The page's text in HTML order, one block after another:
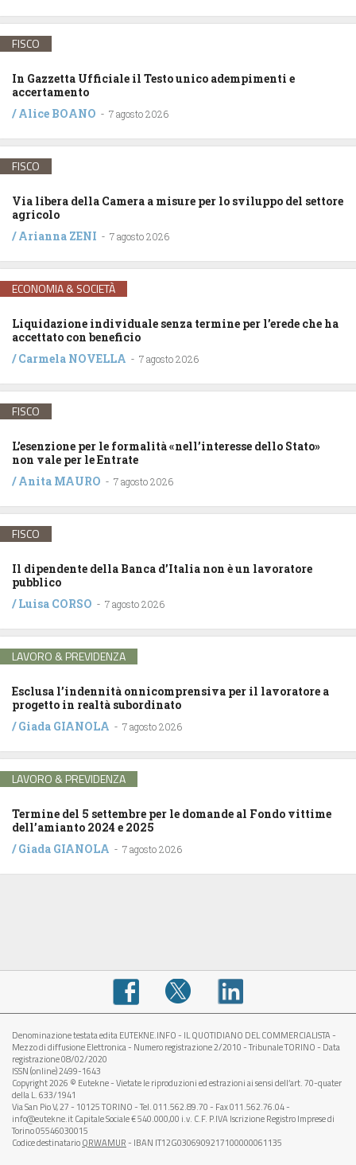
FISCO
In Gazzetta Ufficiale il Testo unico adempimenti e
accertamento
/Alice BOANO - 7 agosto 2026
FISCO
Via libera della Camera a misure per lo sviluppo del settore
agricolo
/Arianna ZENI - 7 agosto 2026
ECONOMIA & SOCIETÀ
Liquidazione individuale senza termine per l’erede che ha
accettato con beneficio
/Carmela NOVELLA - 7 agosto 2026
FISCO
L’esenzione per le formalità «nell’interesse dello Stato»
non vale per le Entrate
/Anita MAURO - 7 agosto 2026
FISCO
Il dipendente della Banca d’Italia non è un lavoratore
pubblico
/Luisa CORSO - 7 agosto 2026
LAVORO & PREVIDENZA
Esclusa l’indennità onnicomprensiva per il lavoratore a
progetto in realtà subordinato
/Giada GIANOLA - 7 agosto 2026
LAVORO & PREVIDENZA
Termine del 5 settembre per le domande al Fondo vittime
dell’amianto 2024 e 2025
/Giada GIANOLA - 7 agosto 2026
Denominazione testata edita EUTEKNE.INFO - IL QUOTIDIANO DEL COMMERCIALISTA -
Mezzo di diffusione Elettronica - Numero registrazione 2/2010 - Tribunale TORINO - Data
registrazione 08/02/2020
ISSN (online) 2499-1643
Copyright 2026 © Eutekne - Vietate le riproduzioni ed estrazioni ai sensi dell’art. 70-quater
della L. 633/1941
Via San Pio V, 27 - 10125 TORINO - Tel. 011.562.89.70 - Fax 011.562.76.04 -
info@eutekne.it Capitale Sociale € 540.000,00 i.v. C.F. P.IVA Iscrizione Registro Imprese di
Torino 05546030015
Codice destinatarioQRWAMUR- IBAN IT12G0306909217100000061135